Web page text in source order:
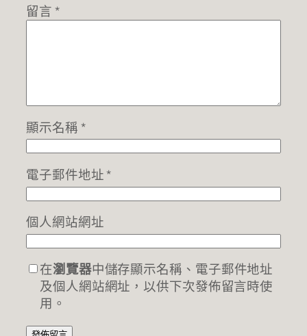
留言 *
顯示名稱 *
電子郵件地址*
個人網站網址
在瀏覽器中儲存顯示名稱、電子郵件地址
及個人網站網址，以供下次發佈留言時使
用。